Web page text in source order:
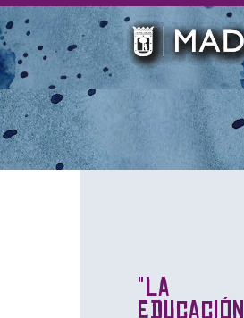
"La
educación